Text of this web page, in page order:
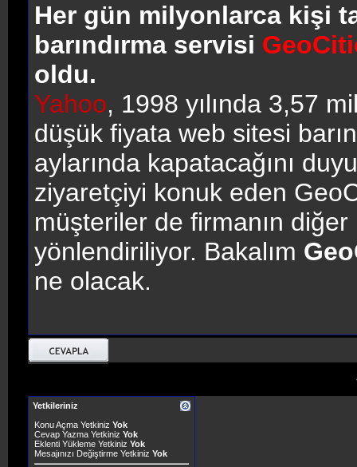
Her gün milyonlarca kişi
barındırma servisi
oldu.
Yahoo, 1998 yılında 3,57
düşük fiyata web sitesi
aylarında kapatacağını
ziyaretçiyi konuk eden
müşteriler de firmanın
yönlendiriliyor. Bakalım
ne olacak.
Yetkileriniz
Konu Açma Yetkiniz Yok
Cevap Yazma Yetkiniz Yok
Eklenti Yükleme Yetkiniz Yok
Mesajınızı Değiştirme Yetkiniz Yok